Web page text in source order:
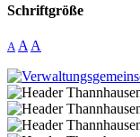
Schriftgröße
A A A